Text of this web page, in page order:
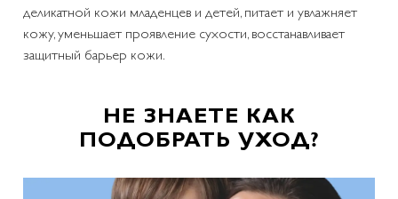
деликатной кожи младенцев и детей, питает и увлажняет
кожу, уменьшает проявление сухости, восстанавливает
защитный барьер кожи.
НЕ ЗНАЕТЕ КАК
ПОДОБРАТЬ УХОД?